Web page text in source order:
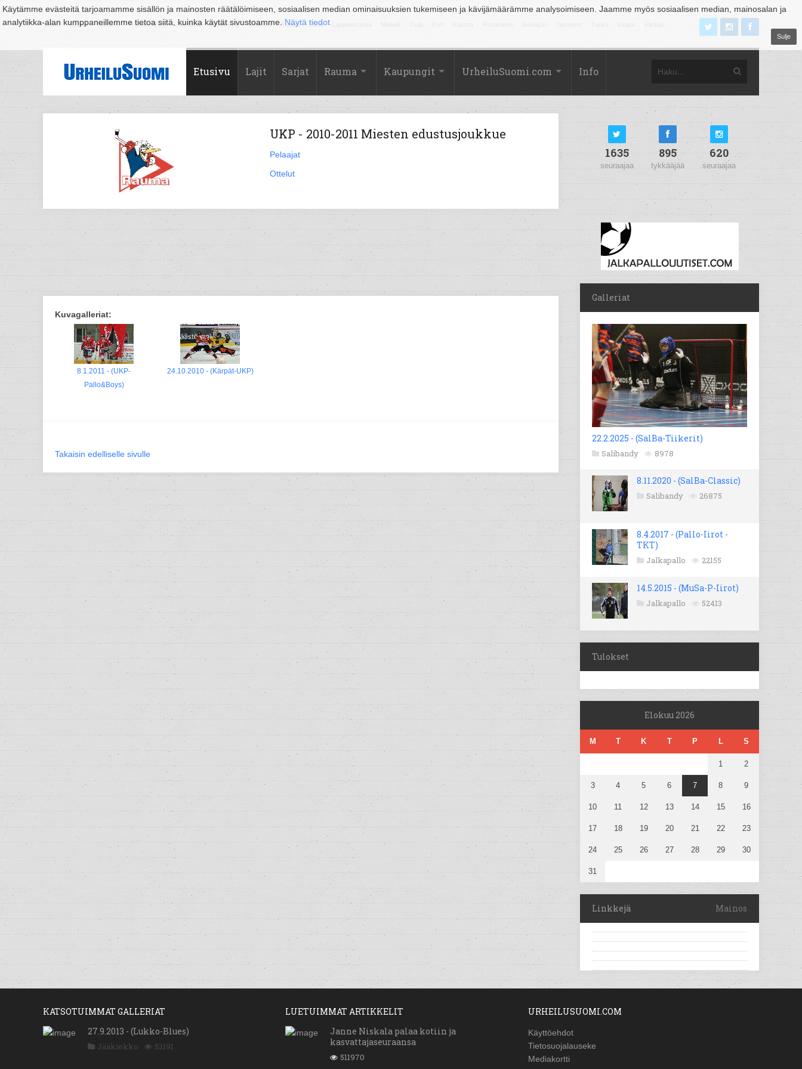
Käytämme evästeitä tarjoamamme sisällön ja mainosten räätälöimiseen, sosiaalisen median ominaisuuksien tukemiseen ja kävijämäärämme analysoimiseen. Jaamme myös sosiaalisen median, mainosalan ja
analytiikka-alan kumppaneillemme tietoa siitä, kuinka käytät sivustoamme. Näytä tiedot
Sulje
Suomi Espoo Helsinki Hämeenlinna Joensuu Jyväskylä Kouvola Kuopio Lahti
Etusivu Lajit Sarjat Rauma Kaupungit UrheiluSuomi.com Info
UKP - 2010-2011 Miesten edustusjoukkue
Pelaajat
Ottelut
Kuvagalleriat:
8.1.2011 - (UKP-
Pallo&Boys)
24.10.2010 - (Kärpät-UKP)
Takaisin edelliselle sivulle
1635
seuraajaa
895
tykkääjää
620
seuraajaa
Galleriat
22.2.2025 - (SalBa-Tiikerit)
Salibandy 8978
8.11.2020 - (SalBa-Classic)
Salibandy 26875
8.4.2017 - (Pallo-Iirot -
TKT)
Jalkapallo 22155
14.5.2015 - (MuSa-P-Iirot)
Jalkapallo 52413
Tulokset
Elokuu 2026
M T K T P L S
1 2
3 4 5 6 7 8 9
10 11 12 13 14 15 16
17 18 19 20 21 22 23
24 25 26 27 28 29 30
31
Linkkejä Mainos
KATSOTUIMMAT GALLERIAT
27.9.2013 - (Lukko-Blues)
Jääkiekko 53191
LUETUIMMAT ARTIKKELIT
Janne Niskala palaa kotiin ja
kasvattajaseuraansa
511970
URHEILUSUOMI.COM
Käyttöehdot
Tietosuojalauseke
Mediakortti